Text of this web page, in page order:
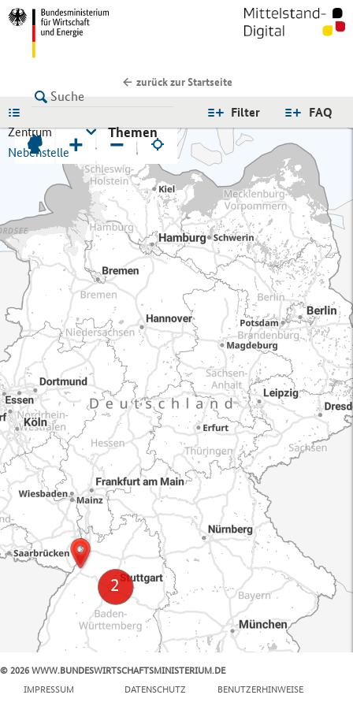
zurück zur Startseite
FAQ
Filter
Zentrum
Nebenstelle
Themen
+ −
© 2026 WWW.BUNDESWIRTSCHAFTSMINISTERIUM.DE
IMPRESSUM
DATENSCHUTZ BENUTZERHINWEISE